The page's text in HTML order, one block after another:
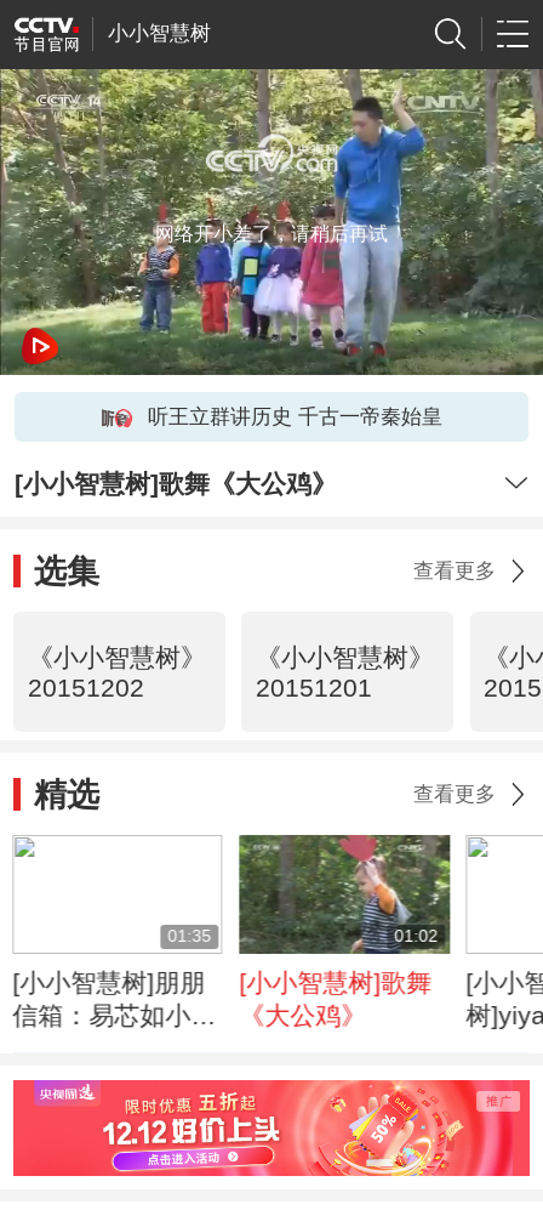
小小智慧树
网络开小差了，请稍后再试
听王立群讲历史 千古一帝秦始皇
[小小智慧树]歌舞《大公鸡》
选集 查看更多
《小小智慧树》
20151202
《小小智慧树》
20151201
《
精选 查看更多
01:35
[小小智慧树]朋朋
信箱：易芯如小朋
01:02
[小小智慧树]歌舞
《大公鸡》
[小小
树